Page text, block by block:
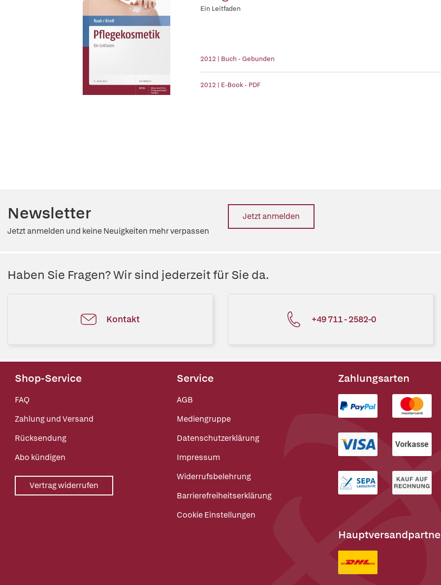
Ein Leitfaden
2012 | Buch - Gebunden
2012 | E-Book - PDF
Newsletter
Jetzt anmelden und keine Neuigkeiten mehr verpassen
Jetzt anmelden
Haben Sie Fragen? Wir sind jederzeit für Sie da.
Kontakt +49 711 - 2582-0
Shop-Service
FAQ
Zahlung und Versand
Rücksendung
Abo kündigen
Vertrag widerrufen
Service
AGB
Mediengruppe
Datenschutzerklärung
Impressum
Widerrufsbelehrung
Barrierefreiheitserklärung
Cookie Einstellungen
Zahlungsarten